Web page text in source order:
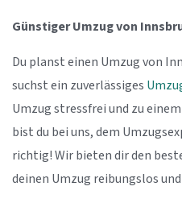
Günstiger Umzug von
Du planst einen Umzug von
suchst ein zuverlässiges
Umzug stressfrei und zu
bist du bei uns, dem
richtig! Wir bieten dir den
deinen Umzug reibungslos